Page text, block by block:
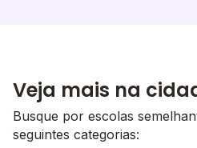
Veja mais na
Busque por escolas
seguintes categorias: